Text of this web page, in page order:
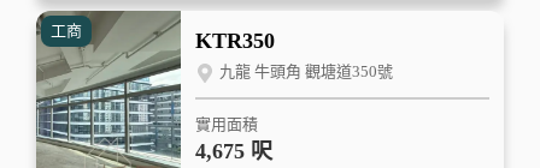
工商 KTR350
九龍 牛頭角 觀塘道350號
實用面積
4,675 呎